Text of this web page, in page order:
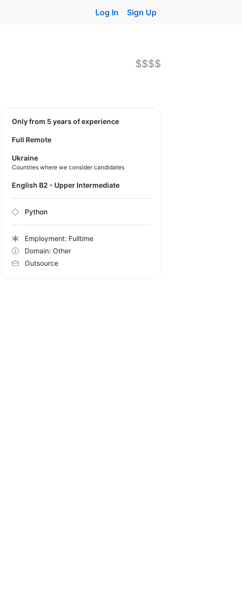
Log In Sign Up
$$$$
Only from 5 years of experience
Full Remote
Ukraine
Countries where we consider candidates
English B2 - Upper Intermediate
Python
Employment: Fulltime
Domain: Other
Outsource